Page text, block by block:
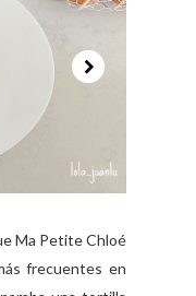
Ma Petite Chloé
frecuentes en